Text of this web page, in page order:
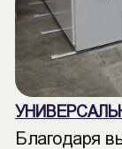
Благодаря